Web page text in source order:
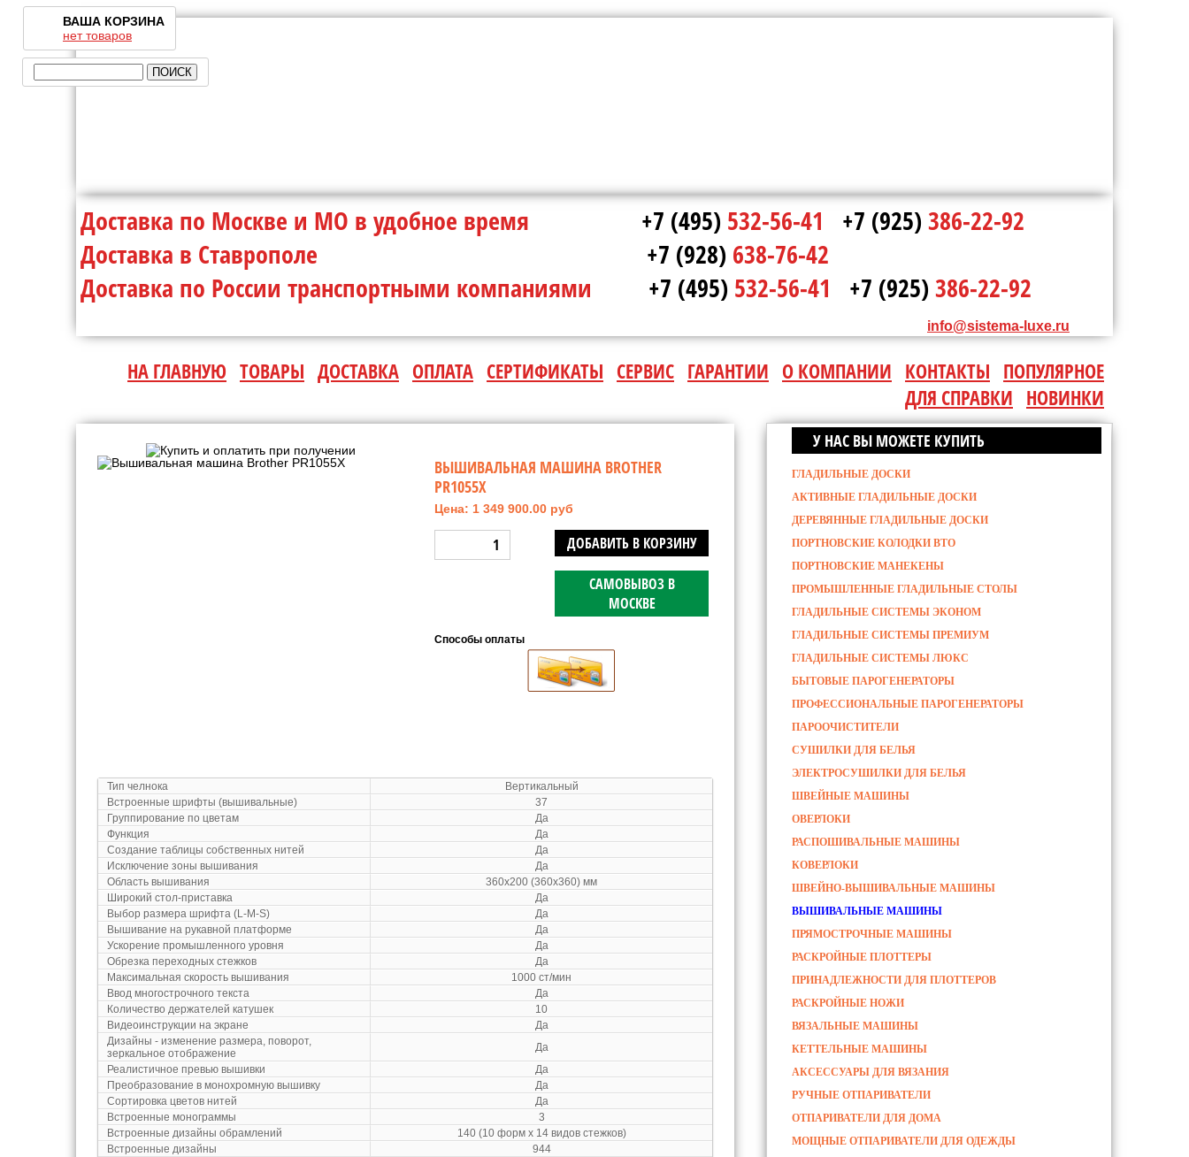
ВАША КОРЗИНА
нет товаров
Доставка по Москве и МО в удобное время +7 (495) 532-56-41 +7 (925) 386-22-92
Доставка в Ставрополе
+7 (928) 638-76-42
Доставка по России транспортными компаниями
+7 (495) 532-56-41 +7 (925) 386-22-92
info@sistema-luxe.ru
НА ГЛАВНУЮ ТОВАРЫ ДОСТАВКА ОПЛАТА СЕРТИФИКАТЫ СЕРВИС ГАРАНТИИ О КОМПАНИИ КОНТАКТЫ ПОПУЛЯРНОЕ
ДЛЯ СПРАВКИ НОВИНКИ
ВЫШИВАЛЬНАЯ МАШИНА BROTHER
PR1055X
Цена: 1 349 900.00 руб
ДОБАВИТЬ В КОРЗИНУ
САМОВЫВОЗ В
МОСКВЕ
Способы оплаты
Тип челнока
Вертикальный
Встроенные шрифты (вышивальные)
37
Группирование по цветам
Да
Функция
Да
Создание таблицы собственных нитей
Да
Исключение зоны вышивания
Да
Область вышивания
360x200 (360x360) мм
Широкий стол-приставка
Да
Выбор размера шрифта (L-M-S)
Да
Вышивание на рукавной платформе
Да
Ускорение промышленного уровня
Да
Обрезка переходных стежков
Да
Максимальная скорость вышивания
1000 ст/мин
Ввод многострочного текста
Да
Количество держателей катушек
10
Видеоинструкции на экране
Да
Дизайны - изменение размера, поворот,
зеркальное отображение
Да
Реалистичное превью вышивки
Да
Преобразование в монохромную вышивку
Да
Сортировка цветов нитей
Да
Встроенные монограммы
3
Встроенные дизайны обрамлений
140 (10 форм x 14 видов стежков)
Встроенные дизайны
944
У НАС ВЫ МОЖЕТЕ КУПИТЬ
ГЛАДИЛЬНЫЕ ДОСКИ
АКТИВНЫЕ ГЛАДИЛЬНЫЕ ДОСКИ
ДЕРЕВЯННЫЕ ГЛАДИЛЬНЫЕ ДОСКИ
ПОРТНОВСКИЕ КОЛОДКИ ВТО
ПОРТНОВСКИЕ МАНЕКЕНЫ
ПРОМЫШЛЕННЫЕ ГЛАДИЛЬНЫЕ СТОЛЫ
ГЛАДИЛЬНЫЕ СИСТЕМЫ ЭКОНОМ
ГЛАДИЛЬНЫЕ СИСТЕМЫ ПРЕМИУМ
ГЛАДИЛЬНЫЕ СИСТЕМЫ ЛЮКС
БЫТОВЫЕ ПАРОГЕНЕРАТОРЫ
ПРОФЕССИОНАЛЬНЫЕ ПАРОГЕНЕРАТОРЫ
ПАРООЧИСТИТЕЛИ
СУШИЛКИ ДЛЯ БЕЛЬЯ
ЭЛЕКТРОСУШИЛКИ ДЛЯ БЕЛЬЯ
ШВЕЙНЫЕ МАШИНЫ
ОВЕРЛОКИ
РАСПОШИВАЛЬНЫЕ МАШИНЫ
КОВЕРЛОКИ
ШВЕЙНО-ВЫШИВАЛЬНЫЕ МАШИНЫ
ВЫШИВАЛЬНЫЕ МАШИНЫ
ПРЯМОСТРОЧНЫЕ МАШИНЫ
РАСКРОЙНЫЕ ПЛОТТЕРЫ
ПРИНАДЛЕЖНОСТИ ДЛЯ ПЛОТТЕРОВ
РАСКРОЙНЫЕ НОЖИ
ВЯЗАЛЬНЫЕ МАШИНЫ
КЕТТЕЛЬНЫЕ МАШИНЫ
АКСЕССУАРЫ ДЛЯ ВЯЗАНИЯ
РУЧНЫЕ ОТПАРИВАТЕЛИ
ОТПАРИВАТЕЛИ ДЛЯ ДОМА
МОЩНЫЕ ОТПАРИВАТЕЛИ ДЛЯ ОДЕЖДЫ